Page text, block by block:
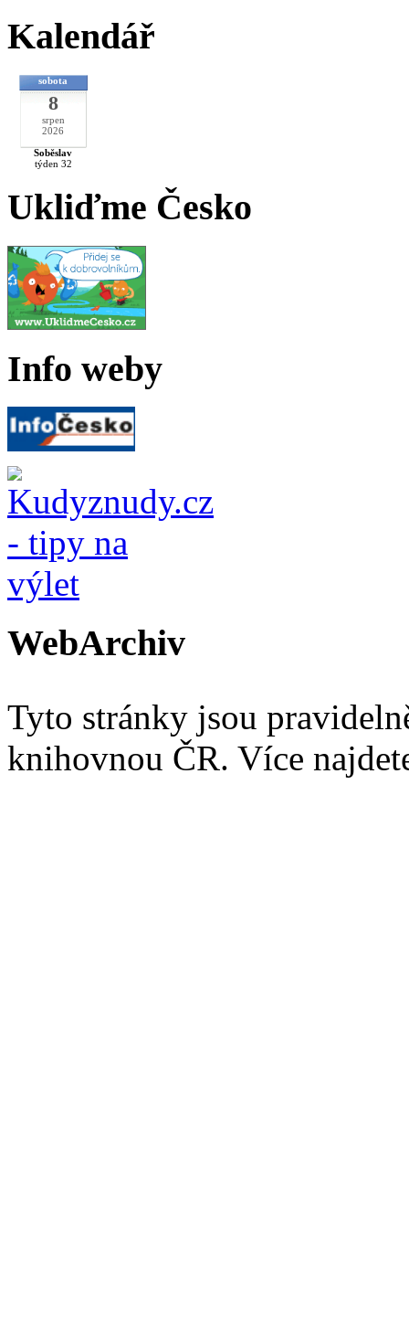
Kalendář
sobota
8
srpen
2026
Soběslav
týden 32
Ukliďme Česko
Info weby
WebArchiv
Tyto stránky jsou
knihovnou ČR. Více